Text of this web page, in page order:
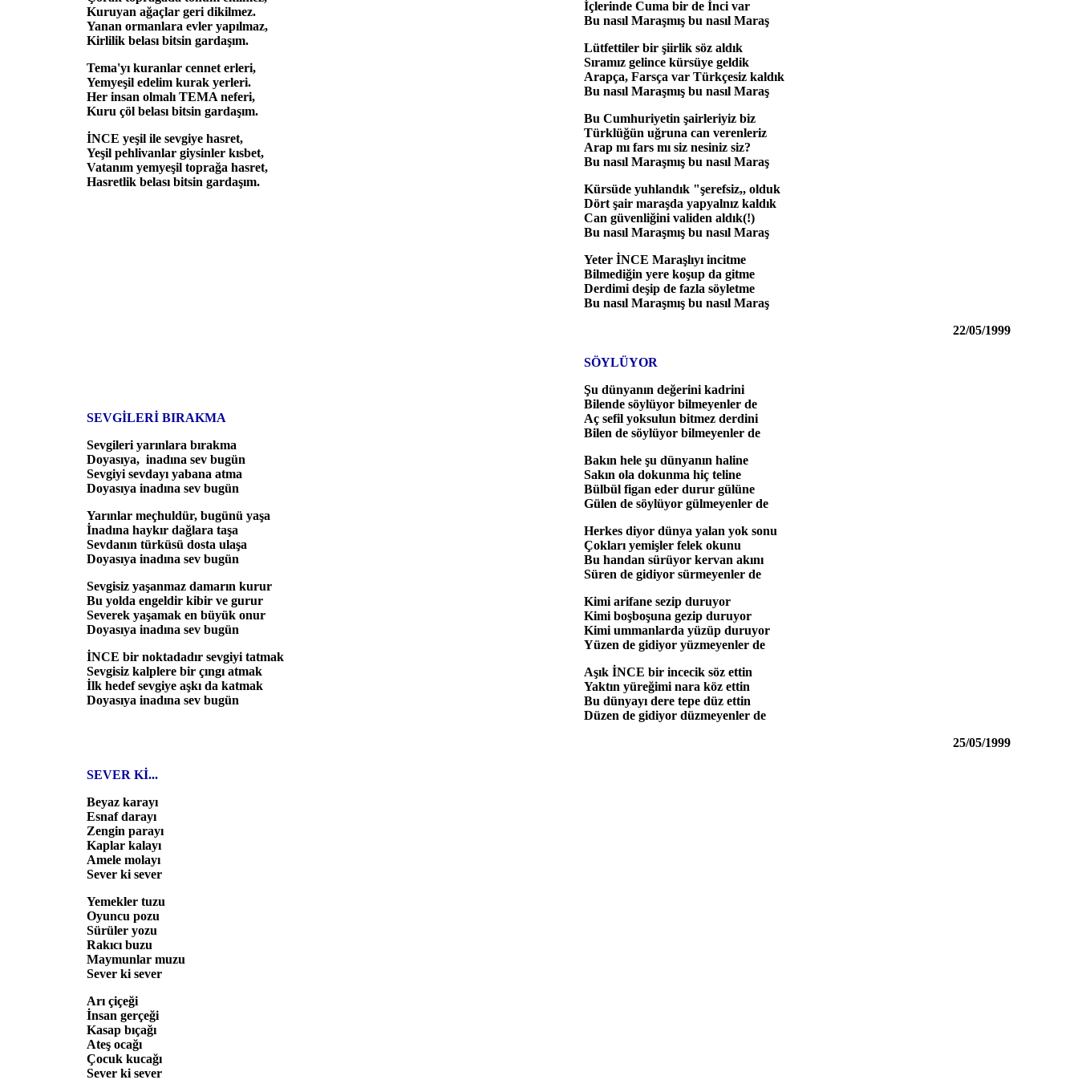
Kuruyan ağaçlar geri dikilmez.
Yanan ormanlara evler yapılmaz,
Kirlilik belası bitsin gardaşım.
Tema'yı kuranlar cennet erleri,
Yemyeşil edelim kurak yerleri.
Her insan olmalı TEMA neferi,
Kuru çöl belası bitsin gardaşım.
İNCE yeşil ile sevgiye hasret,
Yeşil pehlivanlar giysinler kısbet,
Vatanım yemyeşil toprağa hasret,
Hasretlik belası bitsin gardaşım.
İçlerinde Cuma bir de İnci var
Bu nasıl Maraşmış bu nasıl Maraş
Lütfettiler bir şiirlik söz aldık
Sıramız gelince kürsüye geldik
Arapça, Farsça var Türkçesiz kaldık
Bu nasıl Maraşmış bu nasıl Maraş
Bu Cumhuriyetin şairleriyiz biz
Türklüğün uğruna can verenleriz
Arap mı fars mı siz nesiniz siz?
Bu nasıl Maraşmış bu nasıl Maraş
Kürsüde yuhlandık "şerefsiz,, olduk
Dört şair maraşda yapyalnız kaldık
Can güvenliğini validen aldık(!)
Bu nasıl Maraşmış bu nasıl Maraş
Yeter İNCE Maraşlıyı incitme
Bilmediğin yere koşup da gitme
Derdimi deşip de fazla söyletme
Bu nasıl Maraşmış bu nasıl Maraş
22/05/1999
SEVGİLERİ BIRAKMA
Sevgileri yarınlara bırakma
Doyasıya, inadına sev bugün
Sevgiyi sevdayı yabana atma
Doyasıya inadına sev bugün
Yarınlar meçhuldür, bugünü yaşa
İnadına haykır dağlara taşa
Sevdanın türküsü dosta ulaşa
Doyasıya inadına sev bugün
Sevgisiz yaşanmaz damarın kurur
Bu yolda engeldir kibir ve gurur
Severek yaşamak en büyük onur
Doyasıya inadına sev bugün
İNCE bir noktadadır sevgiyi tatmak
Sevgisiz kalplere bir çıngı atmak
İlk hedef sevgiye aşkı da katmak
Doyasıya inadına sev bugün
SÖYLÜYOR
Şu dünyanın değerini kadrini
Bilende söylüyor bilmeyenler de
Aç sefil yoksulun bitmez derdini
Bilen de söylüyor bilmeyenler de
Bakın hele şu dünyanın haline
Sakın ola dokunma hiç teline
Bülbül figan eder durur gülüne
Gülen de söylüyor gülmeyenler de
Herkes diyor dünya yalan yok sonu
Çokları yemişler felek okunu
Bu handan sürüyor kervan akını
Süren de gidiyor sürmeyenler de
Kimi arifane sezip duruyor
Kimi boşboşuna gezip duruyor
Kimi ummanlarda yüzüp duruyor
Yüzen de gidiyor yüzmeyenler de
Aşık İNCE bir incecik söz ettin
Yaktın yüreğimi nara köz ettin
Bu dünyayı dere tepe düz ettin
Düzen de gidiyor düzmeyenler de
25/05/1999
SEVER Kİ...
Beyaz karayı
Esnaf darayı
Zengin parayı
Kaplar kalayı
Amele molayı
Sever ki sever
Yemekler tuzu
Oyuncu pozu
Sürüler yozu
Rakıcı buzu
Maymunlar muzu
Sever ki sever
Arı çiçeği
İnsan gerçeği
Kasap bıçağı
Ateş ocağı
Çocuk kucağı
Sever ki sever